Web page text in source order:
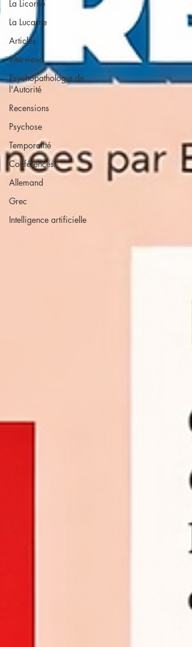
La Licorne
La Lucarne
Articles
Interviews
Psychopathologie de
l'Autorité
Recensions
Psychose
Temporalité
Conférences
Allemand
Grec
Intelligence artificielle